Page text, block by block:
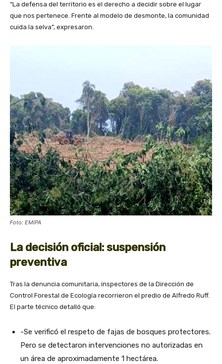
“La defensa del territorio es el derecho a decidir sobre el lugar
que nos pertenece. Frente al modelo de desmonte, la comunidad
cuida la selva”, expresaron.
Foto: EMIPA
La decisión oficial: suspensión
preventiva
Tras la denuncia comunitaria, inspectores de la Dirección de
Control Forestal de Ecología recorrieron el predio de Alfredo Ruff.
El parte técnico detalló que:
-Se verificó el respeto de fajas de bosques protectores.
Pero se detectaron intervenciones no autorizadas en
un área de aproximadamente 1 hectárea.